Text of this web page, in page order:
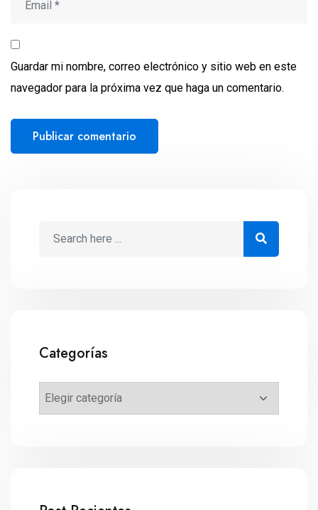
Guardar mi nombre, correo electrónico y sitio web en este
navegador para la próxima vez que haga un comentario.
Categorías